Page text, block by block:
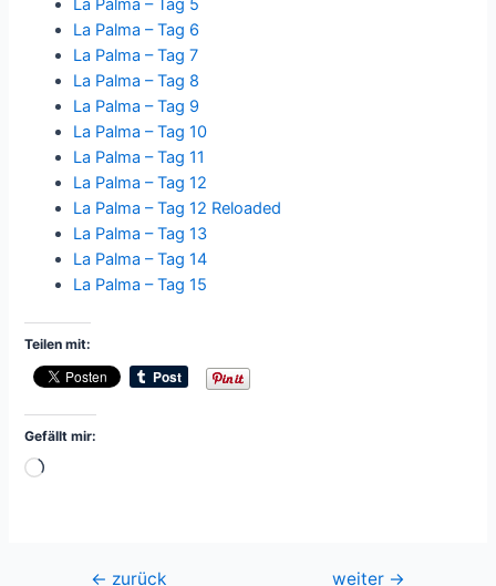
La Palma – Tag 5
La Palma – Tag 6
La Palma – Tag 7
La Palma – Tag 8
La Palma – Tag 9
La Palma – Tag 10
La Palma – Tag 11
La Palma – Tag 12
La Palma – Tag 12 Reloaded
La Palma – Tag 13
La Palma – Tag 14
La Palma – Tag 15
Teilen mit:
Gefällt mir:
Wird
Beitragsnavigation
← zurück weiter →